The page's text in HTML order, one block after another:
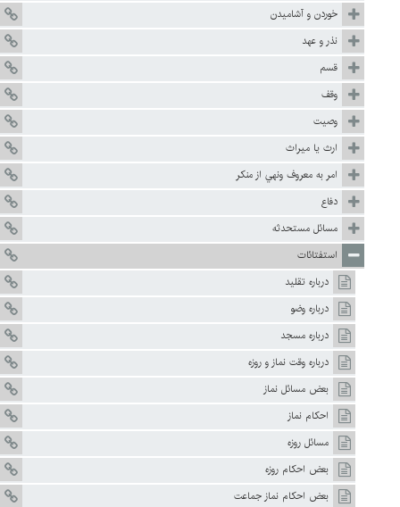
خوردن و آشاميدن
نذر و عهد
قسم
وقف
وصيت
ارث يا ميراث
امر به معروف ونهي از منكر
دفاع
مسائل مستحدثه
استفتائات
درباره تقليد
درباره وضو
درباره مسجد
درباره وقت نماز و روزه
بعض مسائل نماز
احکام نماز
مسائل روزه
بعض احکام روزه
بعض احکام نماز جماعت